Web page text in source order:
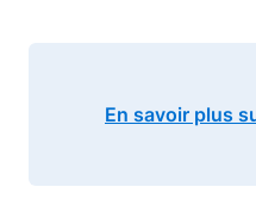
En savoir plus